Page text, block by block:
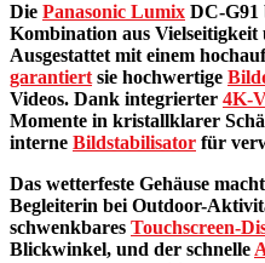
Die Panasonic Lumix DC-G91
Kombination aus
Ausgestattet mit einem
garantiertsie hochwertige
Videos. Dank integrierter 4K-
Momente in kristallklarer
interne Bildstabilisator für
Das wetterfeste Gehäuse
Begleiterin bei Outdoor-
schwenkbares Touchscreen-
Blickwinkel, und der schnelle